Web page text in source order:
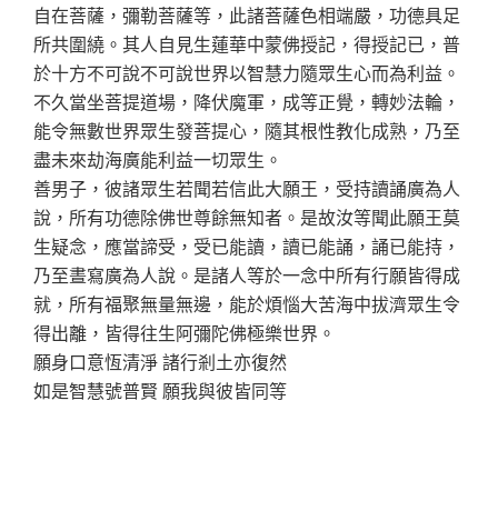
自在菩薩，彌勒菩薩等，此諸菩薩色相端嚴，功德具足
所共圍繞。其人自見生蓮華中蒙佛授記，得授記已，普
於十方不可說不可說世界以智慧力隨眾生心而為利益。
不久當坐菩提道場，降伏魔軍，成等正覺，轉妙法輪，
能令無數世界眾生發菩提心，隨其根性教化成熟，乃至
盡未來劫海廣能利益一切眾生。
善男子，彼諸眾生若聞若信此大願王，受持讀誦廣為人
說，所有功德除佛世尊餘無知者。是故汝等聞此願王莫
生疑念，應當諦受，受已能讀，讀已能誦，誦已能持，
乃至晝寫廣為人說。是諸人等於一念中所有行願皆得成
就，所有福聚無量無邊，能於煩惱大苦海中拔濟眾生令
得出離，皆得往生阿彌陀佛極樂世界。
願身口意恆清淨 諸行剎土亦復然
如是智慧號普賢 願我與彼皆同等